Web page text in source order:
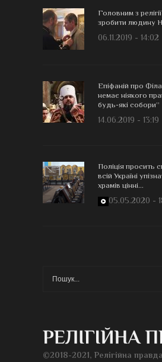
Головним з
зробити людину
06.11.2019 - 14:02
Епіфаній про
немає ніякого
будь-які собори”
14.06.2019 - 13:19
Поліція просить
всій Україні
храмів цінні...
05.05.2020 -
©2018-2021, Релігійна